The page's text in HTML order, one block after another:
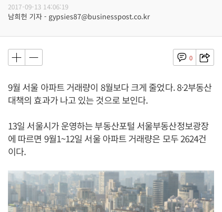
2017-09-13 14:06:19
남희헌 기자 - gypsies87@businesspost.co.kr
0
9월 서울 아파트 거래량이 8월보다 크게 줄었다. 8·2부동산
대책의 효과가 나고 있는 것으로 보인다.
13일 서울시가 운영하는 부동산포털 서울부동산정보광장
에 따르면 9월1~12일 서울 아파트 거래량은 모두 2624건
이다.